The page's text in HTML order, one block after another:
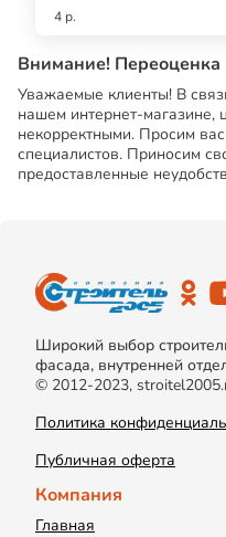
4 р.
Внимание! Переоценка
Уважаемые клиенты! В
нашем интернет-магазине,
некорректными. Просим
специалистов. Приносим
предоставленные
Широкий выбор
фасада, внутренней
© 2012-2023,
Политика
Публичная оферта
Компания
Главная